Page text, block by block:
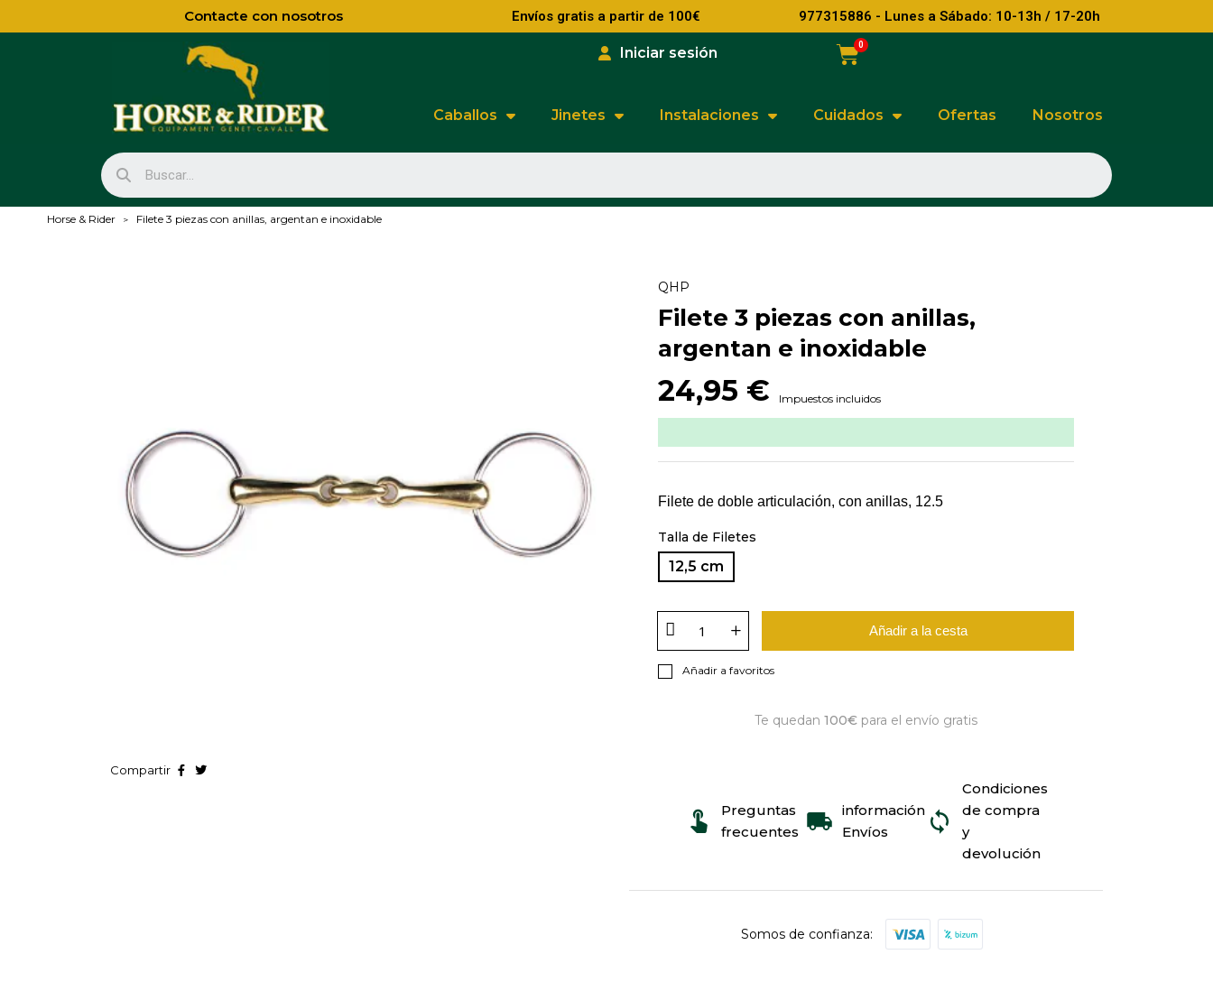
Contacte con nosotros Envíos gratis a partir de 100€ 977315886 - Lunes a Sábado: 10-13h / 17-20h
Iniciar sesión
Caballos Jinetes Instalaciones Cuidados Ofertas Nosotros
Horse & Rider Filete 3 piezas con anillas, argentan e inoxidable
Compartir
QHP
Filete 3 piezas con anillas,
argentan e inoxidable
24,95 € Impuestos incluidos
Filete de doble articulación, con anillas, 12.5
Talla de Filetes
12,5 cm
Añadir a la cesta
Añadir a favoritos
Te quedan 100€ para el envío gratis
Preguntas
frecuentes
información
Envíos
Condiciones
de compra
y
devolución
Somos de confianza: